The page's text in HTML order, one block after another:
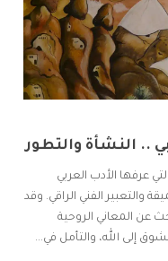
.. النشأة والتطور
عرفها الأدب العربي
والتعبير الفني الراقي. وقد
عن المعاني الروحية
إلى الله، والتأمل في...